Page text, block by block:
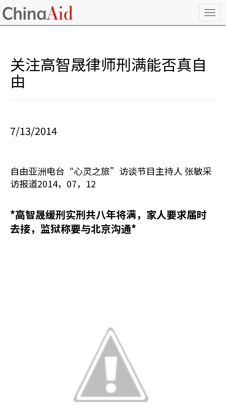
T
o
n
关注高智晟律师刑满能否真自
由
7/13/2014
自由亚洲电台“心灵之旅”访谈节目主持人 张敏采
访报道2014，07，12
*高智晟缓刑实刑共八年将满，家人要求届时
去接，监狱称要与北京沟通*